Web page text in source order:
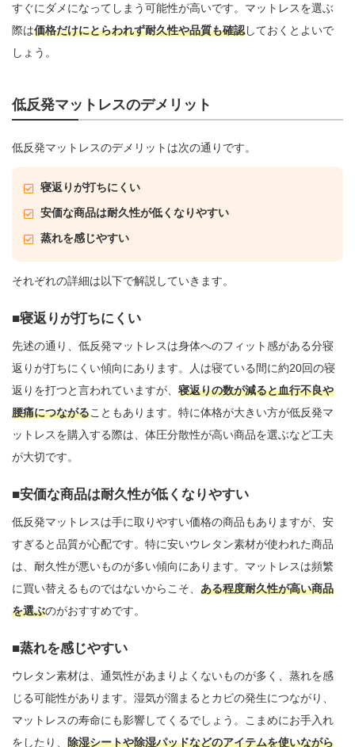
すぐにダメになってしまう可能性が高いです。マットレスを選ぶ
際は価格だけにとらわれず耐久性や品質も確認しておくとよいで
しょう。
低反発マットレスのデメリット
低反発マットレスのデメリットは次の通りです。
寝返りが打ちにくい
安価な商品は耐久性が低くなりやすい
蒸れを感じやすい
それぞれの詳細は以下で解説していきます。
寝返りが打ちにくい
先述の通り、低反発マットレスは身体へのフィット感がある分寝
返りが打ちにくい傾向にあります。人は寝ている間に約20回の寝
返りを打つと言われていますが、 寝返りの数が減ると血行不良や
腰痛につながることもあります。特に体格が大きい方が低反発マ
ットレスを購入する際は、体圧分散性が高い商品を選ぶなど工夫
が大切です。
安価な商品は耐久性が低くなりやすい
低反発マットレスは手に取りやすい価格の商品もありますが、安
すぎると品質が心配です。特に安いウレタン素材が使われた商品
は、耐久性が悪いものが多い傾向にあります。マットレスは頻繁
に買い替えるものではないからこそ、 ある程度耐久性が高い商品
を選ぶのがおすすめです。
蒸れを感じやすい
ウレタン素材は、通気性があまりよくないものが多く、蒸れを感
じる可能性があります。湿気が溜まるとカビの発生につながり、
マットレスの寿命にも影響してくるでしょう。こまめにお手入れ
をしたり、 除湿シートや除湿パッドなどのアイテムを使いながら